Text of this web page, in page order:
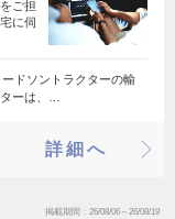
ご担
に伺
ドソントラクターの輸
ーは、…
詳細へ
掲載期間 26/08/06～26/08/19